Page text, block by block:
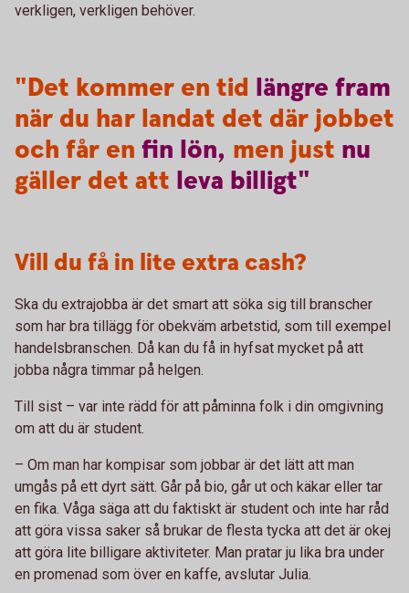
verkligen, verkligen behöver.
"Det kommer en tid längre fram
när du har landat det där jobbet
och får en fin lön, men just nu
gäller det att leva billigt"
Vill du få in lite extra cash?
Ska du extrajobba är det smart att söka sig till branscher
som har bra tillägg för obekväm arbetstid, som till exempel
handelsbranschen. Då kan du få in hyfsat mycket på att
jobba några timmar på helgen.
Till sist – var inte rädd för att påminna folk i din omgivning
om att du är student.
– Om man har kompisar som jobbar är det lätt att man
umgås på ett dyrt sätt. Går på bio, går ut och käkar eller tar
en fika. Våga säga att du faktiskt är student och inte har råd
att göra vissa saker så brukar de flesta tycka att det är okej
att göra lite billigare aktiviteter. Man pratar ju lika bra under
en promenad som över en kaffe, avslutar Julia.